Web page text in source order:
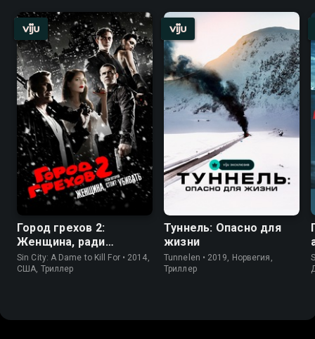
Город грехов 2:
Женщина, ради
которой стоит убивать
Sin City: A Dame to Kill For • 2014,
США, Триллер
Туннель: Опасно для
жизни
Tunnelen • 2019, Норвегия,
Триллер